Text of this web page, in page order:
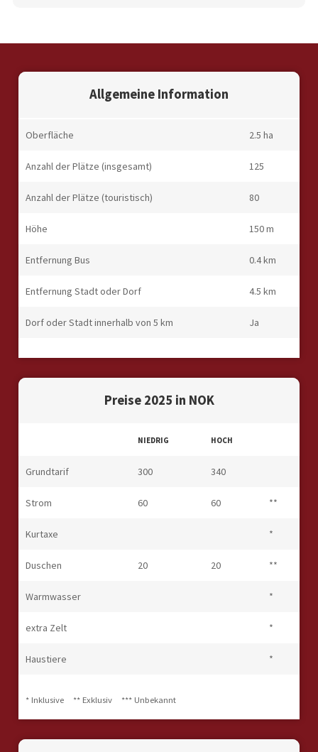
Allgemeine Information
Oberfläche 2.5 ha
Anzahl der Plätze (insgesamt) 125
Anzahl der Plätze (touristisch) 80
Höhe 150 m
Entfernung Bus 0.4 km
Entfernung Stadt oder Dorf 4.5 km
Dorf oder Stadt innerhalb von 5 km Ja
Preise 2025 in NOK
NIEDRIG HOCH
Grundtarif 300 340
Strom 60 60 **
Kurtaxe *
Duschen 20 20 **
Warmwasser *
extra Zelt *
Haustiere *
* Inklusive ** Exklusiv *** Unbekannt